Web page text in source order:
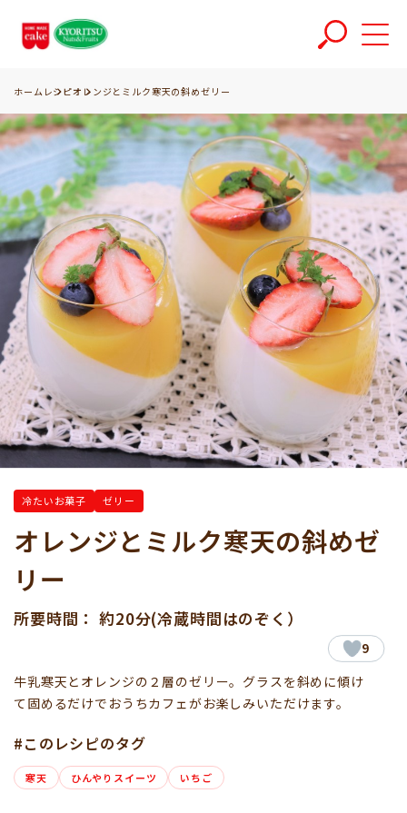
ホーム レシピオレンジとミルク寒天の斜めゼリー
冷たいお菓子 ゼリー
オレンジとミルク寒天の斜めゼ
リー
所要時間： 約20分(冷蔵時間はのぞく）
牛乳寒天とオレンジの２層のゼリー。グラスを斜めに傾け
て固めるだけでおうちカフェがお楽しみいただけます。
9
#このレシピのタグ
寒天 ひんやりスイーツ いちご